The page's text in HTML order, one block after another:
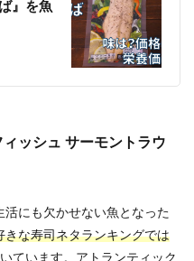
』を魚
ッシュ サーモントラウ
にも欠かせない魚となった
きな寿司ネタランキングでは
ています。アトランティック